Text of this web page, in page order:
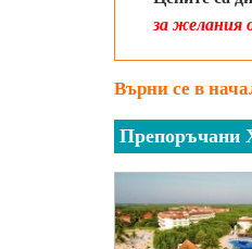
за желания
Върни се в
Препоръчани